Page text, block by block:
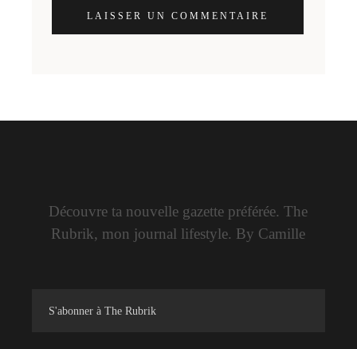
LAISSER UN COMMENTAIRE
Découvre ta nouvelle gazette préférée. The
Rubrik, mon journal lifestyle. By Camille